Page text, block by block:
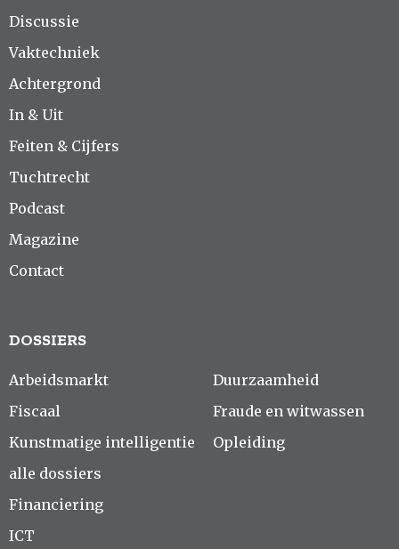
Discussie
Vaktechniek
Achtergrond
In & Uit
Feiten & Cijfers
Tuchtrecht
Podcast
Magazine
Contact
DOSSIERS
Arbeidsmarkt
Fiscaal
Kunstmatige intelligentie
alle dossiers
Duurzaamheid
Fraude en witwassen
Opleiding
Financiering
ICT